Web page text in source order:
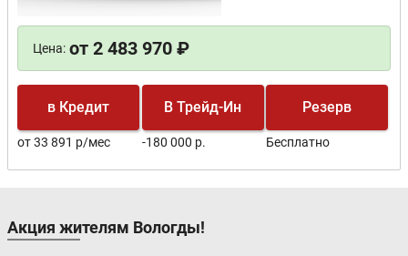
Цена: от 2 483 970 ₽
в Кредит
от 33 891 р/мес
В Трейд-Ин
-180 000 р.
Резерв
Бесплатно
Акция жителям Вологды!